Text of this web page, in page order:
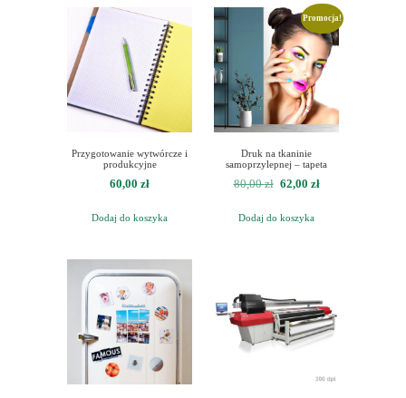
Przygotowanie wytwórcze i
produkcyjne
60,00 zł
Dodaj do koszyka
Promocja!
Druk na tkaninie
samoprzylepnej – tapeta
80,00zł Pierwotna
wynosiła:
62,00 zł
Dodaj do koszyka